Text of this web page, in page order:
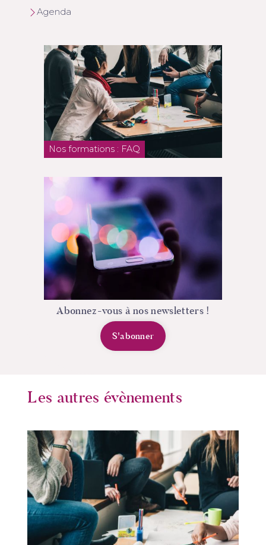
Agenda
Nos formations : FAQ
Abonnez-vous à nos newsletters !
S'abonner
Les autres évènements